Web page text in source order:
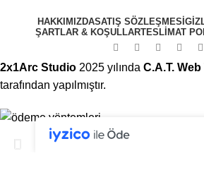
HAKKIMIZDASATIŞ SÖZLEŞMESI
ŞARTLAR & KOŞULLARTESLIMAT
2x1Arc Studio 2025 yılında C.A.T.
tarafından yapılmıştır.